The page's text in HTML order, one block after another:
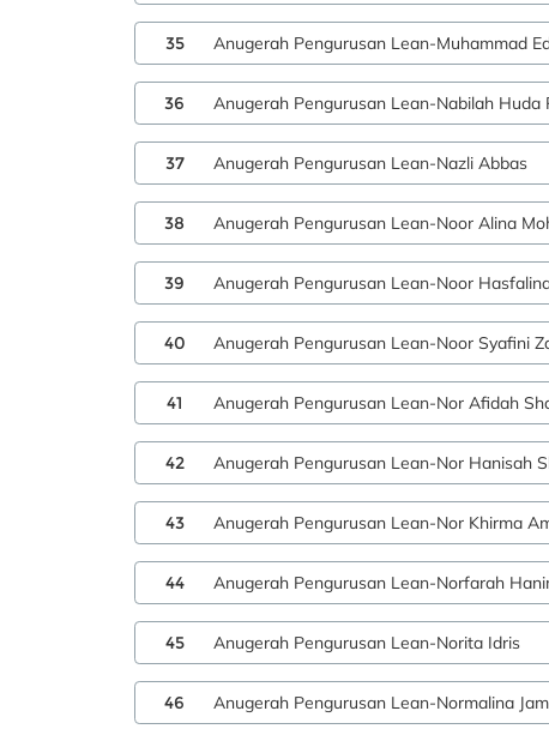
35 Anugerah Pengurusan Lean-Muhammad
36 Anugerah Pengurusan Lean-Nabilah Huda
37 Anugerah Pengurusan Lean-Nazli Abbas
38 Anugerah Pengurusan Lean-Noor Alina
39 Anugerah Pengurusan Lean-Noor
40 Anugerah Pengurusan Lean-Noor Syafini
41 Anugerah Pengurusan Lean-Nor Afidah
42 Anugerah Pengurusan Lean-Nor Hanisah
43 Anugerah Pengurusan Lean-Nor Khirma
44 Anugerah Pengurusan Lean-Norfarah
45 Anugerah Pengurusan Lean-Norita Idris
46 Anugerah Pengurusan Lean-Normalina